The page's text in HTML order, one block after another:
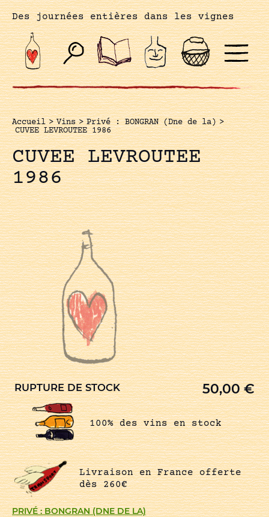
Des journées entières dans les vignes
Accueil > Vins > Privé : BONGRAN (Dne de la) >
CUVEE LEVROUTEE 1986
CUVEE LEVROUTEE
1986
PRIVÉ : BONGRAN (DNE DE LA)
RUPTURE DE STOCK 50,00€
100% des vins en stock
Livraison en France offerte
dès 260€